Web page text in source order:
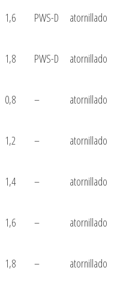
1,6 PWS-D atornillado
1,8 PWS-D atornillado
0,8 – atornillado
1,2 – atornillado
1,4 – atornillado
1,6 – atornillado
1,8 – atornillado